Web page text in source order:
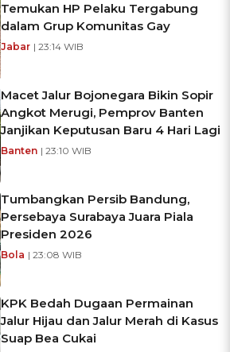
Temukan HP Pelaku Tergabung
dalam Grup Komunitas Gay
Jabar | 23:14 WIB
Macet Jalur Bojonegara Bikin Sopir
Angkot Merugi, Pemprov Banten
Janjikan Keputusan Baru 4 Hari Lagi
Banten | 23:10 WIB
Tumbangkan Persib Bandung,
Persebaya Surabaya Juara Piala
Presiden 2026
Bola | 23:08 WIB
KPK Bedah Dugaan Permainan
Jalur Hijau dan Jalur Merah di Kasus
Suap Bea Cukai